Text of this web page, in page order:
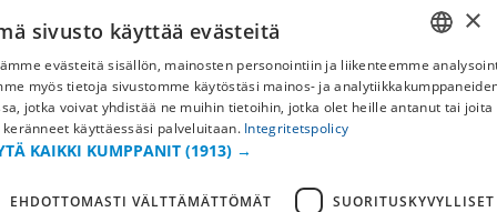
Copyright © 2019 This site is Licensed to 377 Sport AB TietosuojakäytäntöEvästeet
FI
×
sivusto käyttää evästeitä
evästeitä sisällön, mainosten personointiin ja liikenteemme
myös tietoja sivustomme käytöstäsi mainos- ja
jotka voivat yhdistää ne muihin tietoihin, jotka olet heille antanut tai joita
keränneet käyttäessäsi palveluitaan. Integritetspolicy
KAIKKI KUMPPANIT (1913) →
EHDOTTOMASTI VÄLTTÄMÄTTÖMÄT SUORITUSKYVYLLISET